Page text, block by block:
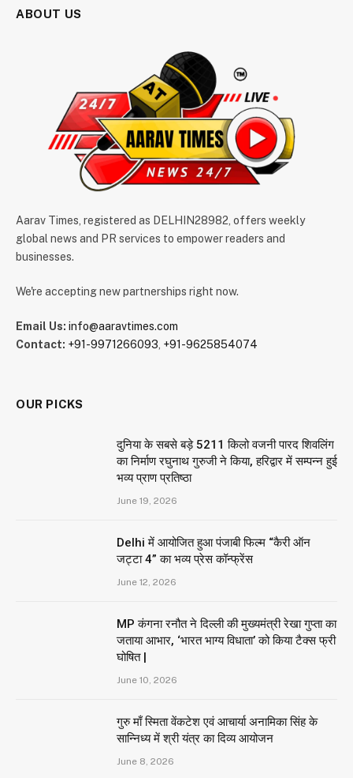
ABOUT US
Aarav Times, registered as DELHIN28982, offers weekly
global news and PR services to empower readers and
businesses.
We're accepting new partnerships right now.
Email Us: info@aaravtimes.com
Contact: +91-9971266093 +91-9625854074
OUR PICKS
दुनिया के सबसे बड़े 5211 किलो वजनी पारद शिवलिंग
का निर्माण रघुनाथ गुरुजी ने किया, हरिद्वार में सम्पन्न हुई
भव्य प्राण प्रतिष्ठा
June 19, 2026
Delhi में आयोजित हुआ पंजाबी फिल्म “कैरी ऑन
जट्टा 4” का भव्य प्रेस कॉन्फ्रेंस
June 12, 2026
MP कंगना रनौत ने दिल्ली की मुख्यमंत्री रेखा गुप्ता का
जताया आभार, ‘भारत भाग्य विधाता’ को किया टैक्स फ्री
घोषित |
June 10, 2026
गुरु माँ स्मिता वेंकटेश एवं आचार्या अनामिका सिंह के
सान्निध्य में श्री यंत्र का दिव्य आयोजन
June 8, 2026